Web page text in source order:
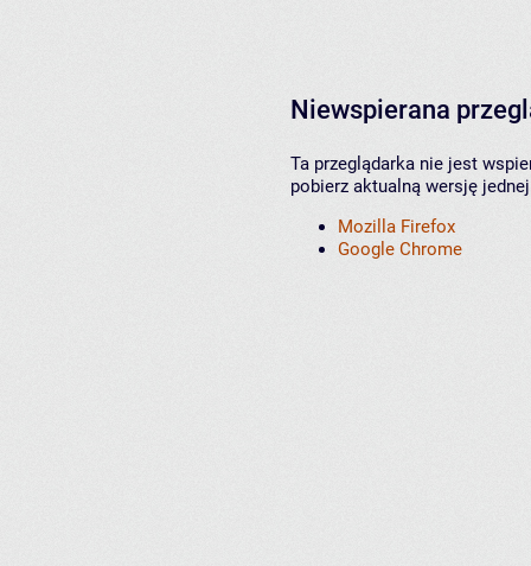
Niewspierana
Ta przeglądarka nie jest
pobierz aktualną wersję
Mozilla Firefox
Google Chrome